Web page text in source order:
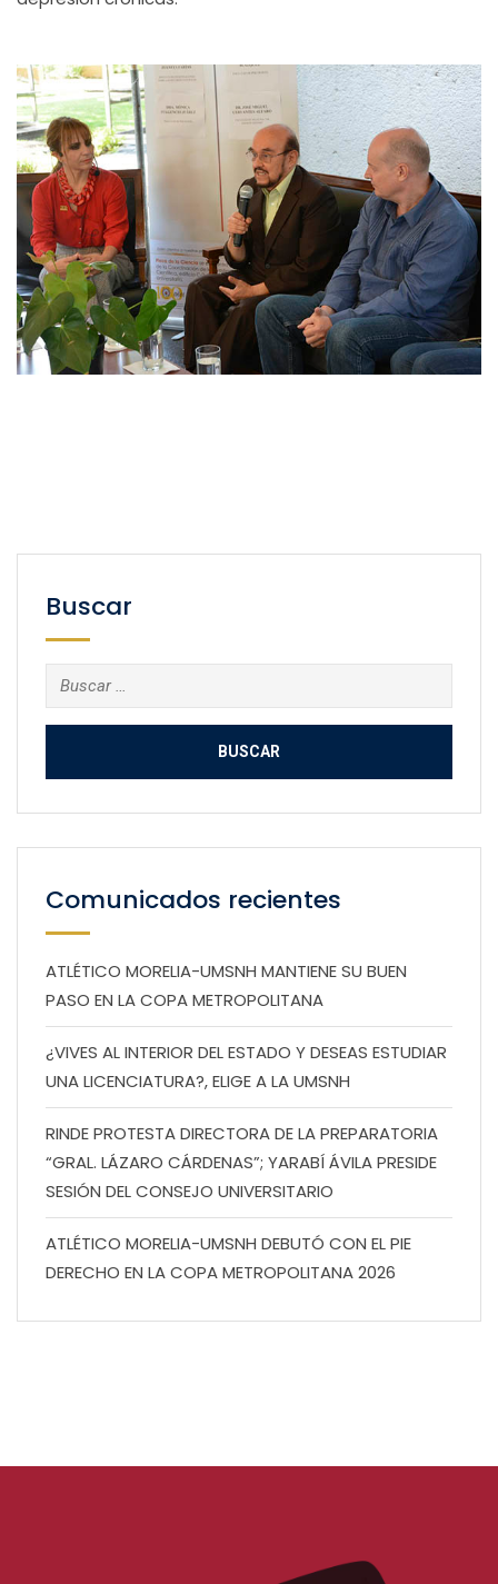
Buscar
Buscar:
Comunicados recientes
ATLÉTICO MORELIA-UMSNH MANTIENE SU BUEN
PASO EN LA COPA METROPOLITANA
¿VIVES AL INTERIOR DEL ESTADO Y DESEAS ESTUDIAR
UNA LICENCIATURA?, ELIGE A LA UMSNH
RINDE PROTESTA DIRECTORA DE LA PREPARATORIA
“GRAL. LÁZARO CÁRDENAS”; YARABÍ ÁVILA PRESIDE
SESIÓN DEL CONSEJO UNIVERSITARIO
ATLÉTICO MORELIA-UMSNH DEBUTÓ CON EL PIE
DERECHO EN LA COPA METROPOLITANA 2026